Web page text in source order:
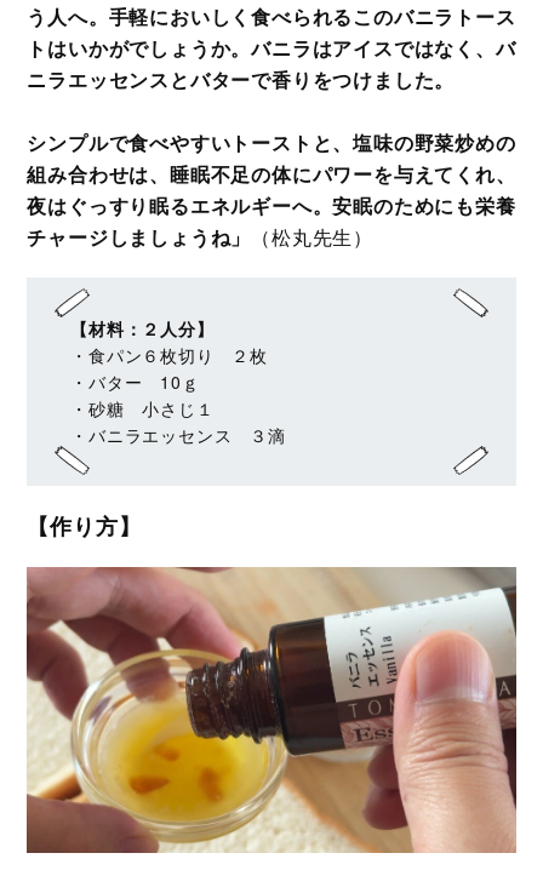
う人へ。手軽においしく食べられるこのバニラトース
トはいかがでしょうか。バニラはアイスではなく、バ
ニラエッセンスとバターで香りをつけました。
シンプルで食べやすいトーストと、塩味の野菜炒めの
組み合わせは、睡眠不足の体にパワーを与えてくれ、
夜はぐっすり眠るエネルギーへ。安眠のためにも栄養
チャージしましょうね」
（松丸先生）
【材料：２人分】
・食パン６枚切り ２枚
・バター 10ｇ
・砂糖 小さじ１
・バニラエッセンス ３滴
【作り方】